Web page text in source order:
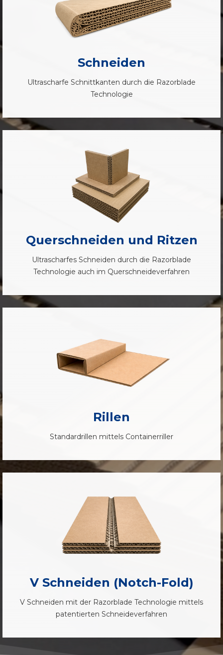
Schneiden
Ultrascharfe Schnittkanten durch die Razorblade
Technologie
Querschneiden und Ritzen
Ultrascharfes Schneiden durch die Razorblade
Technologie auch im Querschneideverfahren
Rillen
Standardrillen mittels Containerriller
V Schneiden (Notch-Fold)
V Schneiden mit der Razorblade Technologie mittels
patentierten Schneideverfahren